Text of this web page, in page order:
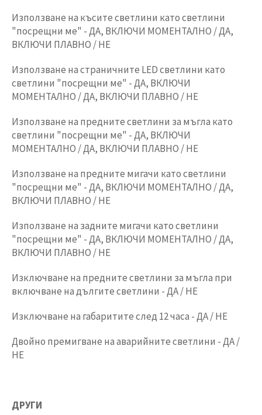
Използване на късите светлини като светлини
"посрещни ме" - ДА, ВКЛЮЧИ МОМЕНТАЛНО / ДА,
ВКЛЮЧИ ПЛАВНО / НЕ
Използване на страничните LED светлини като
светлини "посрещни ме" - ДА, ВКЛЮЧИ
МОМЕНТАЛНО / ДА, ВКЛЮЧИ ПЛАВНО / НЕ
Използване на предните светлини за мъгла като
светлини "посрещни ме" - ДА, ВКЛЮЧИ
МОМЕНТАЛНО / ДА, ВКЛЮЧИ ПЛАВНО / НЕ
Използване на предните мигачи като светлини
"посрещни ме" - ДА, ВКЛЮЧИ МОМЕНТАЛНО / ДА,
ВКЛЮЧИ ПЛАВНО / НЕ
Използване на задните мигачи като светлини
"посрещни ме" - ДА, ВКЛЮЧИ МОМЕНТАЛНО / ДА,
ВКЛЮЧИ ПЛАВНО / НЕ
Изключване на предните светлини за мъгла при
включване на дългите светлини - ДА / НЕ
Изключване на габаритите след 12 часа - ДА / НЕ
Двойно премигване на аварийните светлини - ДА /
НЕ
ДРУГИ